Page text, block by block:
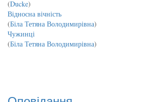
(Ducke)
Відносна вічність
(Біла Тетяна Володимирівна)
Чужинці
(Біла Тетяна Володимирівна)